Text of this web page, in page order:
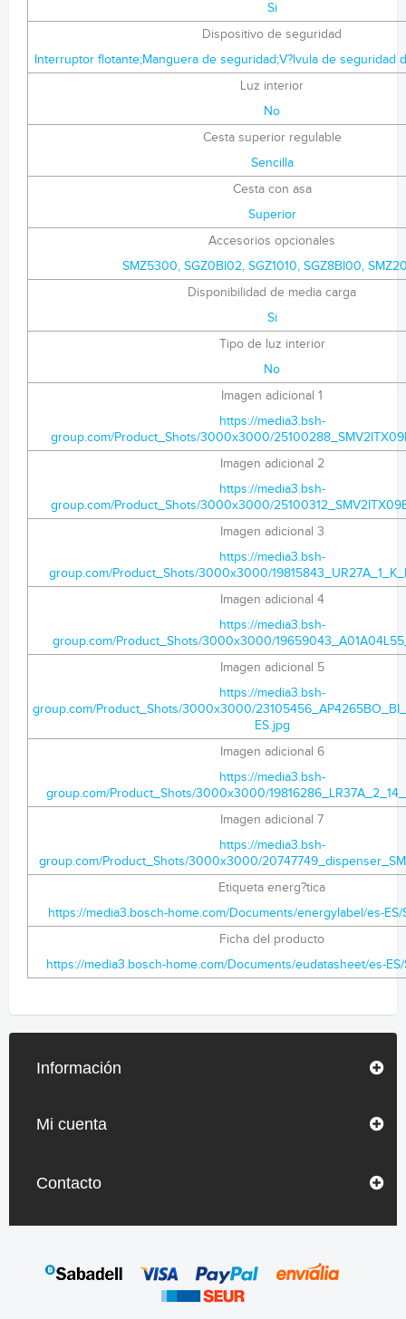
Si
Dispositivo de seguridad
Interruptor flotante;Manguera de seguridad;V?lvula de seguridad
Luz interior
No
Cesta superior regulable
Sencilla
Cesta con asa
Superior
Accesorios opcionales
SMZ5300, SGZ0BI02, SGZ1010, SGZ8BI00,
Disponibilidad de media carga
Si
Tipo de luz interior
No
Imagen adicional 1
https://media3.bsh-
group.com/Product_Shots/3000x3000/
Imagen adicional 2
https://media3.bsh-
group.com/Product_Shots/3000x3000/
Imagen adicional 3
https://media3.bsh-
group.com/Product_Shots/3000x3000/
Imagen adicional 4
https://media3.bsh-
group.com/Product_Shots/3000x3000/
Imagen adicional 5
https://media3.bsh-
group.com/Product_Shots/3000x3000/
ES.jpg
Imagen adicional 6
https://media3.bsh-
group.com/Product_Shots/3000x3000/
Imagen adicional 7
https://media3.bsh-
group.com/Product_Shots/3000x3000/
Etiqueta energ?tica
https://media3.bosch-home.com/Documents/energylabel/es-ES/
Ficha del producto
https://media3.bosch-home.com/Documents/eudatasheet/es-
Información
Mi cuenta
Contacto